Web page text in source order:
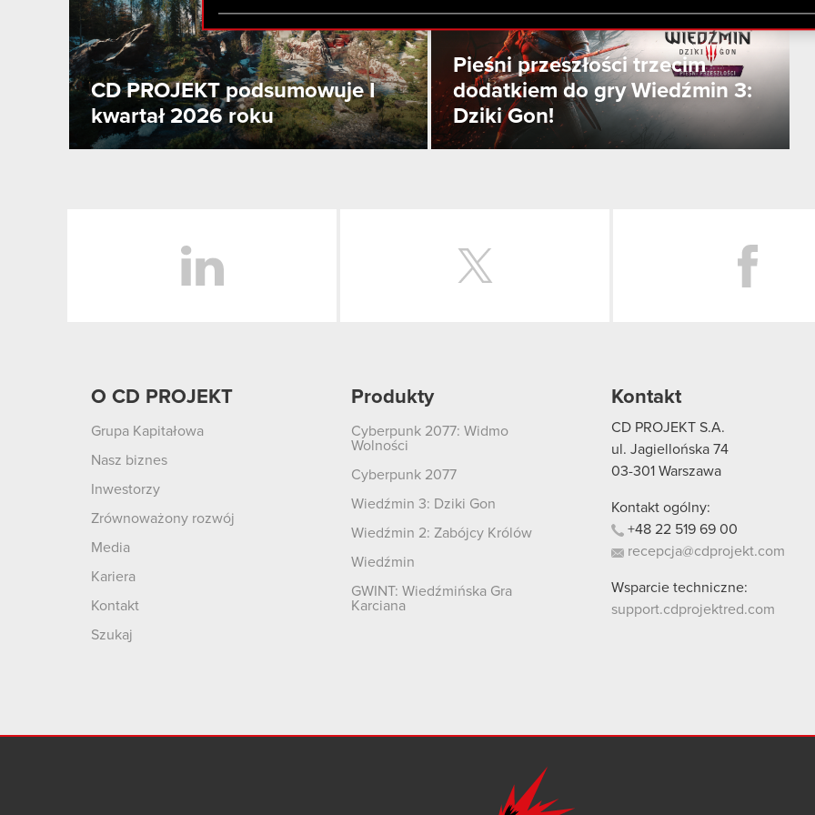
zgadasz się na używanie plików cookie.
CD PROJEKT podsumowuje I
kwartał 2026 roku
Pieśni przeszłości trzecim
dodatkiem do gry Wiedźmin 3:
Dziki Gon!
O CD PROJEKT
Grupa Kapitałowa
Nasz biznes
Inwestorzy
Zrównoważony rozwój
Media
Kariera
Kontakt
Szukaj
Produkty
Cyberpunk 2077: Widmo
Wolności
Cyberpunk 2077
Wiedźmin 3: Dziki Gon
Wiedźmin 2: Zabójcy Królów
Wiedźmin
GWINT: Wiedźmińska Gra
Karciana
Kontakt
CD PROJEKT S.A.
ul. Jagiellońska 74
03-301 Warszawa
Kontakt ogólny:
+48 22 519 69 00
recepcja@cdprojekt.com
Wsparcie techniczne:
support.cdprojektred.com